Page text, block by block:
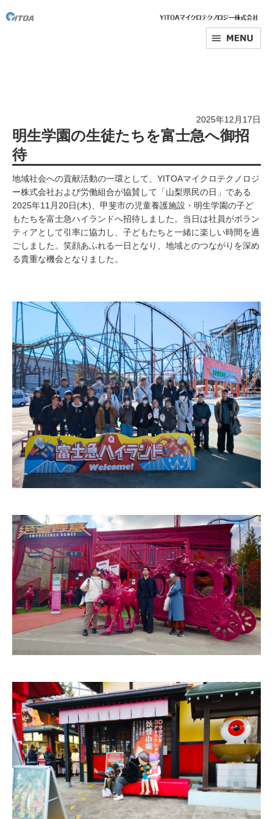
2025年12月17日
明生学園の生徒たちを富士急へ御招
待
地域社会への貢献活動の一環として、YITOAマイクロテクノロジ
ー株式会社および労働組合が協賛して「山梨県民の日」である
2025年11月20日(木)、甲斐市の児童養護施設・明生学園の子ど
もたちを富士急ハイランドへ招待しました。当日は社員がボラン
ティアとして引率に協力し、子どもたちと一緒に楽しい時間を過
ごしました。笑顔あふれる一日となり、地域とのつながりを深め
る貴重な機会となりました。